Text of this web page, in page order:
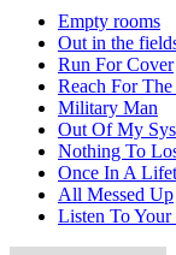
Empty rooms
Out in the
Run For Cover
Reach For
Military Man
Out Of My
Nothing To
Once In A
All Messed Up
Listen To Your